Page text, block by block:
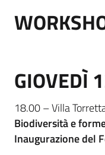
GIOVEDÌ
18.00 – Villa
Biodiversità e
Inaugurazione del